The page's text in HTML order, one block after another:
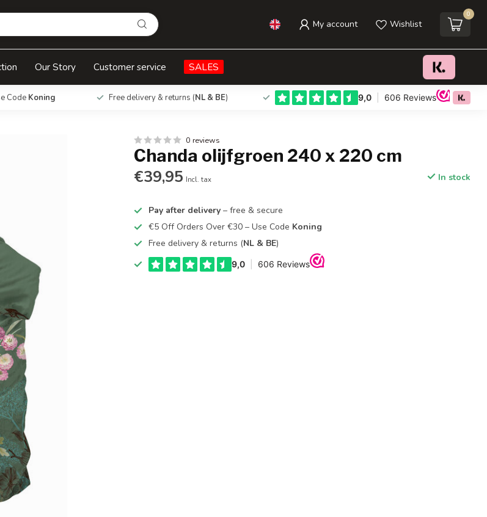
My account Wishlist
0
Our Story Customer service SALES
Code Koning Free delivery & returns (NL & BE)
Add to cart
0 reviews
Chanda olijfgroen 240 x 220 cm
€39,95 Incl. tax In stock
Pay after delivery – free & secure
€5 Off Orders Over €30 – Use Code Koning
Free delivery & returns (NL & BE)